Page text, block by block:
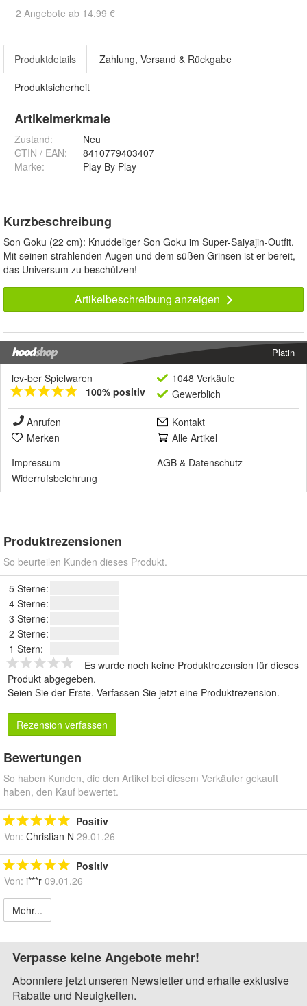
2 Angebote ab 14,99 €
Produktdetails Zahlung, Versand & Rückgabe
Produktsicherheit
Artikelmerkmale
Zustand:
Neu
GTIN / EAN:
8410779403407
Marke:
Play By Play
Kurzbeschreibung
Son Goku (22 cm): Knuddeliger Son Goku im Super-Saiyajin-Outfit.
Mit seinen strahlenden Augen und dem süßen Grinsen ist er bereit,
das Universum zu beschützen!
Artikelbeschreibung anzeigen
Platin
lev-ber Spielwaren
100% positiv
1048 Verkäufe
Gewerblich
Anrufen
Kontakt
Merken
Alle Artikel
Impressum
AGB & Datenschutz
Widerrufsbelehrung
Produktrezensionen
So beurteilen Kunden dieses Produkt.
5 Sterne:
4 Sterne:
3 Sterne:
2 Sterne:
1 Stern:
Es wurde noch keine Produktrezension für dieses
Produkt abgegeben.
Seien Sie der Erste. Verfassen Sie jetzt eine Produktrezension.
Rezension verfassen
Bewertungen
So haben Kunden, die den Artikel bei diesem Verkäufer gekauft
haben, den Kauf bewertet.
Positiv
Von: Christian N 29.01.26
Positiv
Von: i***r 09.01.26
Mehr...
Verpasse keine Angebote mehr!
Abonniere jetzt unseren Newsletter und erhalte exklusive
Rabatte und Neuigkeiten.